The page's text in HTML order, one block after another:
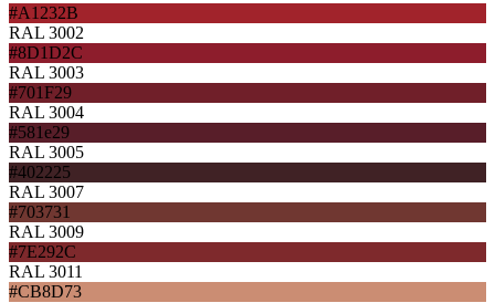
#A1232B
RAL 3002
#8D1D2C
RAL 3003
#701F29
RAL 3004
#581e29
RAL 3005
#402225
RAL 3007
#703731
RAL 3009
#7E292C
RAL 3011
#CB8D73